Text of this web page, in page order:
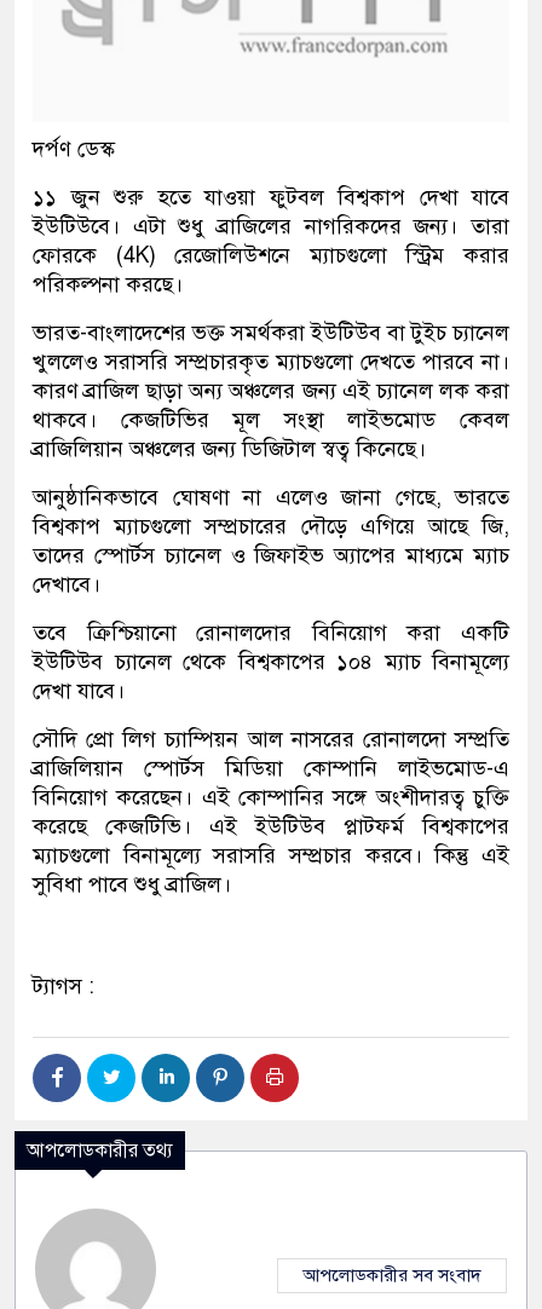
দর্পণ ডেস্ক
১১ জুন শুরু হতে যাওয়া ফুটবল বিশ্বকাপ দেখা যাবে
ইউটিউবে। এটা শুধু ব্রাজিলের নাগরিকদের জন্য। তারা
ফোরকে (4K) রেজোলিউশনে ম্যাচগুলো স্ট্রিম করার
পরিকল্পনা করছে।
ভারত-বাংলাদেশের ভক্ত সমর্থকরা ইউটিউব বা টুইচ চ্যানেল
খুললেও সরাসরি সম্প্রচারকৃত ম্যাচগুলো দেখতে পারবে না।
কারণ ব্রাজিল ছাড়া অন্য অঞ্চলের জন্য এই চ্যানেল লক করা
থাকবে। কেজটিভির মূল সংস্থা লাইভমোড কেবল
ব্রাজিলিয়ান অঞ্চলের জন্য ডিজিটাল স্বত্ব কিনেছে।
আনুষ্ঠানিকভাবে ঘোষণা না এলেও জানা গেছে, ভারতে
বিশ্বকাপ ম্যাচগুলো সম্প্রচারের দৌড়ে এগিয়ে আছে জি,
তাদের স্পোর্টস চ্যানেল ও জিফাইভ অ্যাপের মাধ্যমে ম্যাচ
দেখাবে।
তবে ক্রিশ্চিয়ানো রোনালদোর বিনিয়োগ করা একটি
ইউটিউব চ্যানেল থেকে বিশ্বকাপের ১০৪ ম্যাচ বিনামূল্যে
দেখা যাবে।
সৌদি প্রো লিগ চ্যাম্পিয়ন আল নাসরের রোনালদো সম্প্রতি
ব্রাজিলিয়ান স্পোর্টস মিডিয়া কোম্পানি লাইভমোড-এ
বিনিয়োগ করেছেন। এই কোম্পানির সঙ্গে অংশীদারত্ব চুক্তি
করেছে কেজটিভি। এই ইউটিউব প্লাটফর্ম বিশ্বকাপের
ম্যাচগুলো বিনামূল্যে সরাসরি সম্প্রচার করবে। কিন্তু এই
সুবিধা পাবে শুধু ব্রাজিল।
ট্যাগস :
আপলোডকারীর তথ্য
আপলোডকারীর সব সংবাদ